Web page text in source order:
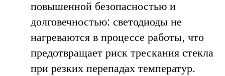
повышенной безопасностью и
долговечностью: светодиоды не
нагреваются в процессе работы, что
предотвращает риск трескания стекла
при резких перепадах температур.